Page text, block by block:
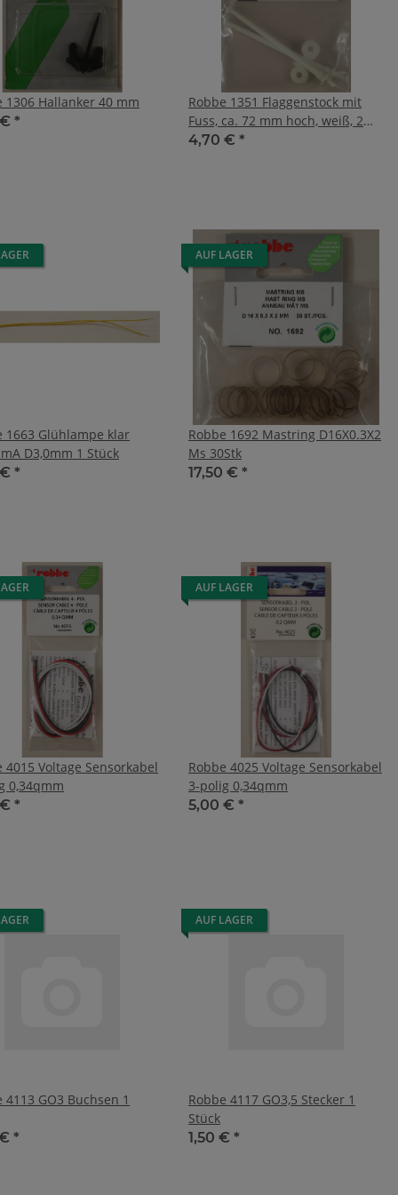
1306 Hallanker 40 mm
*
Robbe 1351 Flaggenstock mit
Fuss, ca. 72 mm hoch, weiß, 2
Stück
4,70 € *
1663 Glühlampe klar
D3,0mm 1 Stück
*
AUF LAGER
Robbe 1692 Mastring D16X0.3X2
Ms 30Stk
17,50 € *
4015 Voltage Sensorkabel
0,34qmm
*
AUF LAGER
Robbe 4025 Voltage Sensorkabel
3-polig 0,34qmm
5,00 € *
4113 GO3 Buchsen 1
*
AUF LAGER
Robbe 4117 GO3,5 Stecker 1
Stück
1,50 € *